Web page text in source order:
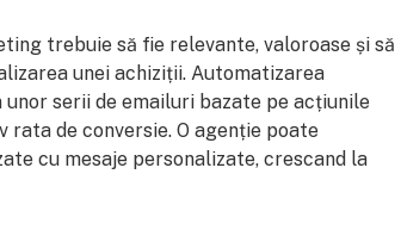
trebuie să fie relevante, valoroase și să
unei achiziții. Automatizarea
serii de emailuri bazate pe acțiunile
de conversie. O agenție poate
cu mesaje personalizate, crescand la